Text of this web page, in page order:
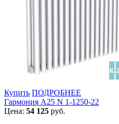
Купить ПОДРОБНЕЕ
Гармония А25 N 1-1250-22
Цена: 54 125 руб.